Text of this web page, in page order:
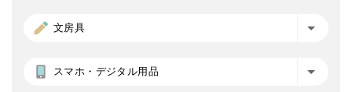
文房具
スマホ・デジタル用品